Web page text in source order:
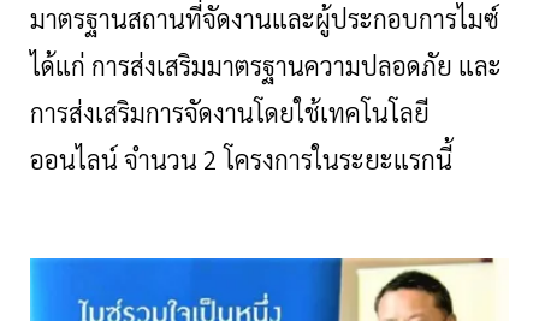
มาตรฐานสถานที่จัดงานและผู้ประกอบการไมซ์
ได้แก่ การส่งเสริมมาตรฐานความปลอดภัย และ
การส่งเสริมการจัดงานโดยใช้เทคโนโลยี
ออนไลน์ จำนวน 2 โครงการในระยะแรกนี้